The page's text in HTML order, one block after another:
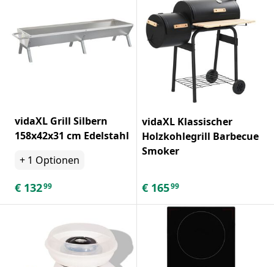
vidaXL Grill Silbern
158x42x31 cm Edelstahl
+ 1 Optionen
€ 13299
vidaXL Klassischer
Holzkohlegrill Barbecue
Smoker
€ 16599